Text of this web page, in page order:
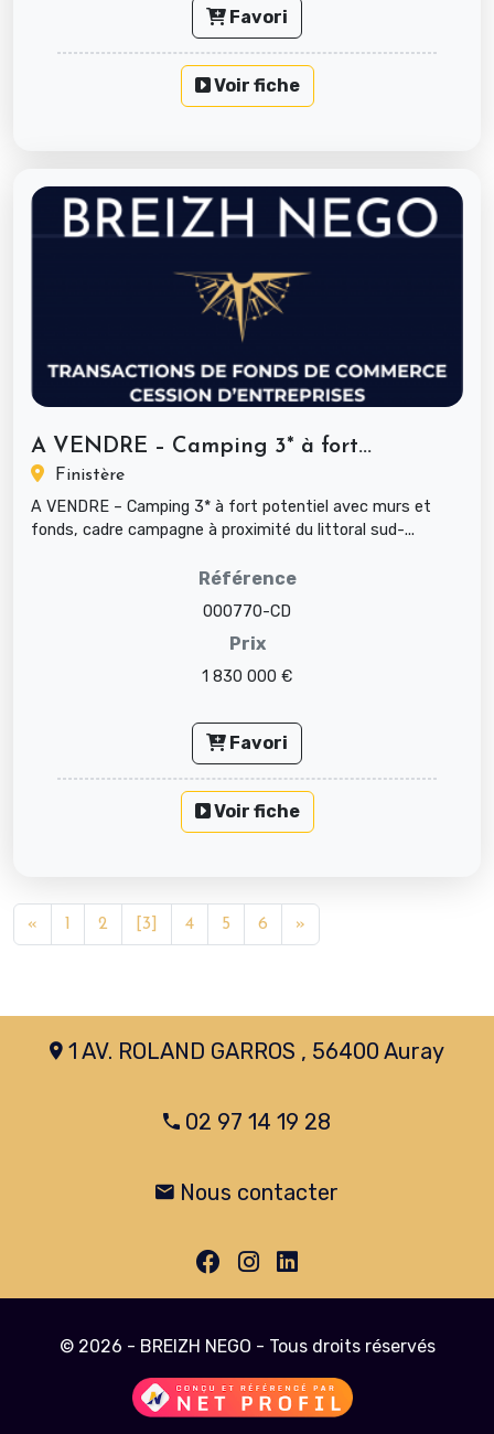
Favori
Voir fiche
A VENDRE – Camping 3* à fort...
Finistère
A VENDRE – Camping 3* à fort potentiel avec murs et
fonds, cadre campagne à proximité du littoral sud-...
Référence
000770-CD
Prix
1 830 000 €
Favori
Voir fiche
« 2 [3] 4 5 6 »
1 AV. ROLAND GARROS , 56400 Auray
02 97 14 19 28
Nous contacter
© 2026 - BREIZH NEGO - Tous droits réservés